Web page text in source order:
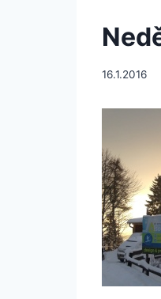
16.1.2016